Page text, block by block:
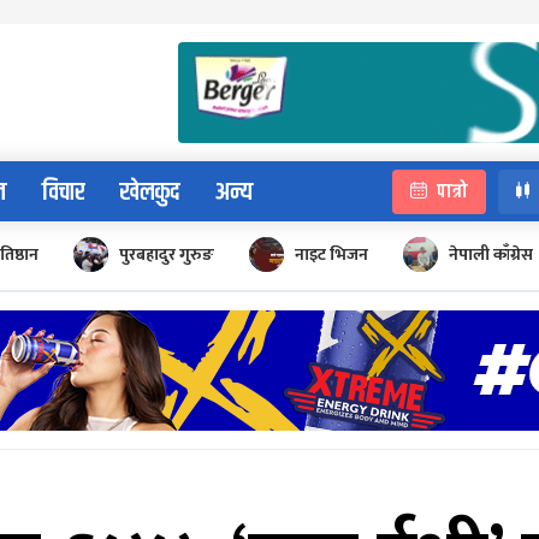
विचार खेलकुद अन्य पात्रो
पुरबहादुर गुरुङ नाइट भिजन नेपाली काँग्रेस